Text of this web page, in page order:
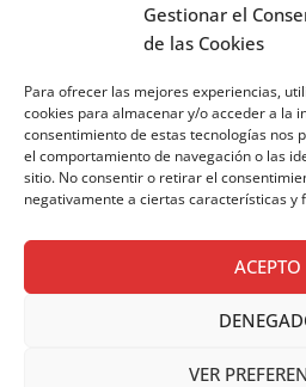
Gestionar el
de las Cookies
Para ofrecer las mejores experiencias,
cookies para almacenar y/o acceder a la
consentimiento de estas tecnologías nos
el comportamiento de navegación o las
sitio. No consentir o retirar el
negativamente a ciertas características y
ACEPTO
VER
Si continúas, aceptas la
POLÍTICA DE